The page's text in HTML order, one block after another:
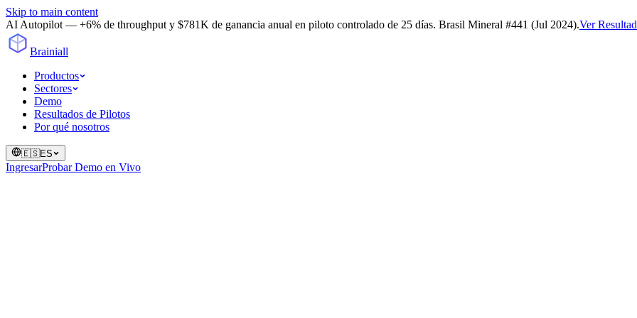
Skip to main content
AI Autopilot — +6% de throughput y $781K de ganancia anual en piloto controlado de 25 días. Brasil Mineral #441 (Jul 2024).Ver
Brainiall
Productos
Sectores
Demo
Resultados de Pilotos
Por qué nosotros
🇪🇸ES
IngresarProbar Demo en Vivo